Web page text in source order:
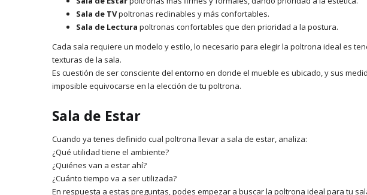
Sala de TVpoltronas reclinables y más confortables.
Sala de Lectura poltronas confortables que den prioridad a la postura.
Cada sala requiere un modelo y estilo, lo necesario para elegir la poltrona ideal es
texturas de la sala.
Es cuestión de ser consciente del entorno en donde el mueble es ubicado, y sus
imposible equivocarse en la elección de tu poltrona.
Sala de Estar
Cuando ya tenes definido cual poltrona llevar a sala de estar, analiza:
¿Qué utilidad tiene el ambiente?
¿Quiénes van a estar ahí?
¿Cuánto tiempo va a ser utilizada?
En respuesta a estas preguntas, podes empezar a buscar la poltrona ideal para tu